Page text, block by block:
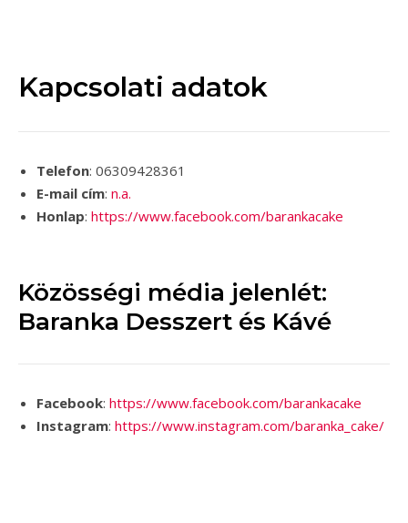
Kapcsolati adatok
Telefon: 06309428361
E-mail cím: n.a.
Honlap: https://www.facebook.com/barankacake
Közösségi média jelenlét:
Baranka Desszert és Kávé
Facebook: https://www.facebook.com/barankacake
Instagram: https://www.instagram.com/baranka_cake/